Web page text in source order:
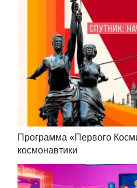
Программа «Первого
космонавтики